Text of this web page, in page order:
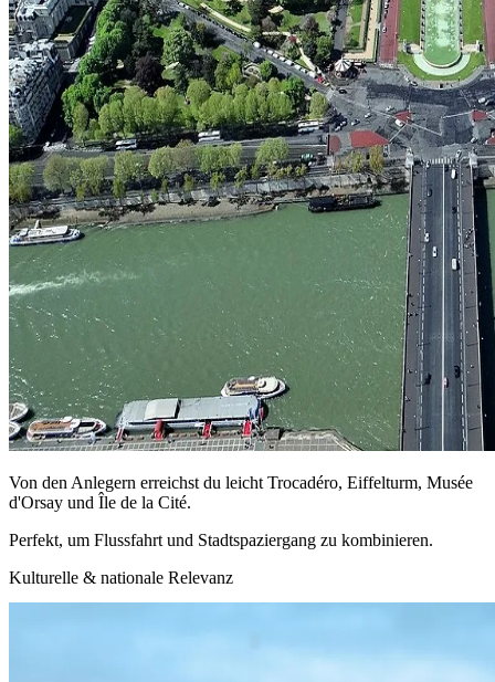
Von den Anlegern erreichst du leicht Trocadéro, Eiffelturm, Musée
d'Orsay und Île de la Cité.
Perfekt, um Flussfahrt und Stadtspaziergang zu kombinieren.
Kulturelle & nationale Relevanz